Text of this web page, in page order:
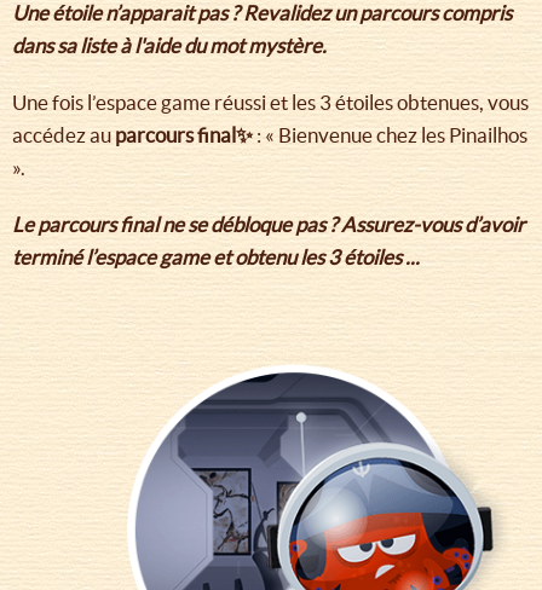
Une étoile n’apparait pas ? Revalidez un parcours compris
dans sa liste à l'aide du mot mystère.
Une fois l’espace game réussi et les 3 étoiles obtenues, vous
accédez auparcours final✨: « Bienvenue chez les Pinailhos
».
Le parcours final ne se débloque pas ? Assurez-vous d’avoir
terminé l’espace game et obtenu les 3 étoiles ...